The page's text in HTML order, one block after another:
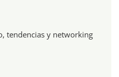
tendencias y networking